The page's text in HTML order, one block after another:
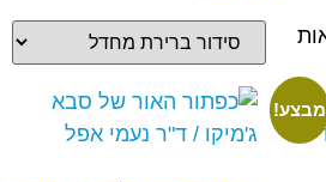
מבצע!